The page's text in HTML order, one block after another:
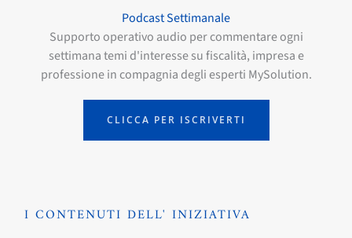
I CONTENUTI DELL' INIZIATIVA
Podcast Settimanale
Supporto operativo audio per commentare ogni
settimana temi d'interesse su fiscalità, impresa e
professione in compagnia degli esperti MySolution.
CLICCA PER ISCRIVERTI